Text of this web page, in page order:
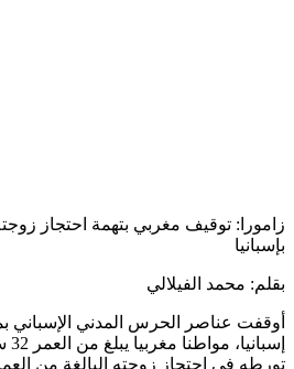
زامورا: توقيف مغربي بتهمة احتجاز
بإسبانيا
بقلم: محمد الفيلالي
أوقفت عناصر الحرس المدني الإسباني